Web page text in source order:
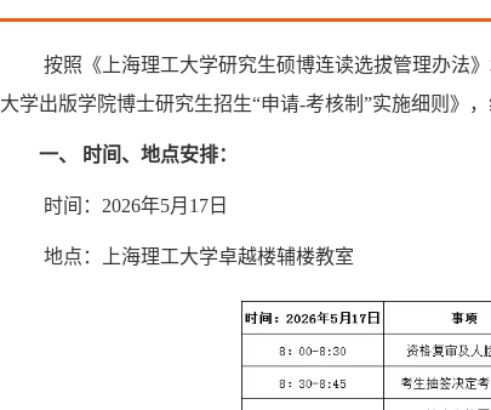
按照《上海理工大学研究生硕博连读选拔管理办法
大学出版学院博士研究生招生“申请-考核制”实施细则》
一、 时间、地点安排：
时间：2026年5月17日
地点：上海理工大学卓越楼辅楼教室